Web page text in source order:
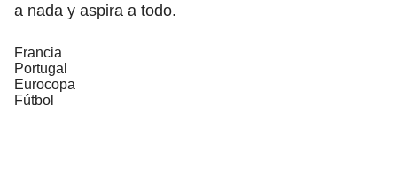
a nada y aspira a todo.
Francia
Portugal
Eurocopa
Fútbol